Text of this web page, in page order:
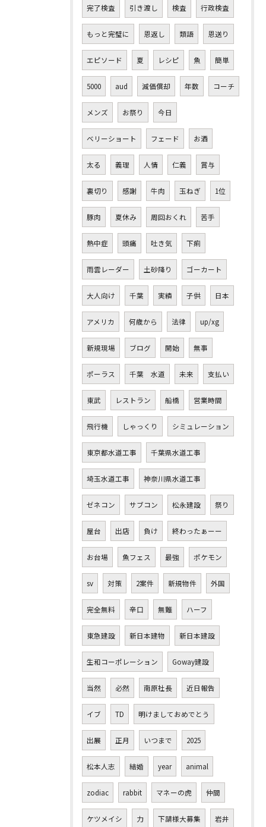
完了検査 引き渡し 検査 行政検査
もっと完璧に 恩返し 類語 恩送り
エピソード 夏 レシピ 魚 簡単
5000 aud 減価償却 年数 コーチ
メンズ お祭り 今日
ベリーショート フェード お酒
太る 義理 人情 仁義 賞与
裏切り 感謝 牛肉 玉ねぎ 1位
豚肉 夏休み 周回おくれ 苦手
熱中症 頭痛 吐き気 下痢
雨雲レーダー 土砂降り ゴーカート
大人向け 千葉 実績 子供 日本
アメリカ 何歳から 法律 up/xg
新規現場 ブログ 開始 無事
ポーラス 千葉 水道 未来 支払い
東武 レストラン 船橋 営業時間
飛行機 しゃっくり シミュレーション
東京都水道工事 千葉県水道工事
埼玉水道工事 神奈川県水道工事
ゼネコン サブコン 松永建設 祭り
屋台 出店 負け 終わったぁーー
お台場 魚フェス 最強 ポケモン
sv 対策 2案件 新規物件 外国
完全無料 辛口 無難 ハーフ
東急建設 新日本建物 新日本建設
生和コーポレーション Goway建設
当然 必然 南原社長 近日報告
イブ TD 明けましておめでとう
出展 正月 いつまで 2025
松本人志 結婚 year animal
zodiac rabbit マネーの虎 仲間
ケツメイシ 力 下請様大募集 岩井